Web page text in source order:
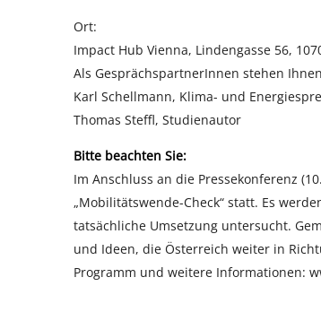
Ort:
Impact Hub Vienna, Lindengasse 56,
Als GesprächspartnerInnen stehen
Karl Schellmann, Klima- und
Thomas Steffl, Studienautor
Bitte beachten Sie:
Im Anschluss an die Pressekonferenz
„Mobilitätswende-Check“ statt. Es
tatsächliche Umsetzung untersucht.
und Ideen, die Österreich weiter in
Programm und weitere Informationen: